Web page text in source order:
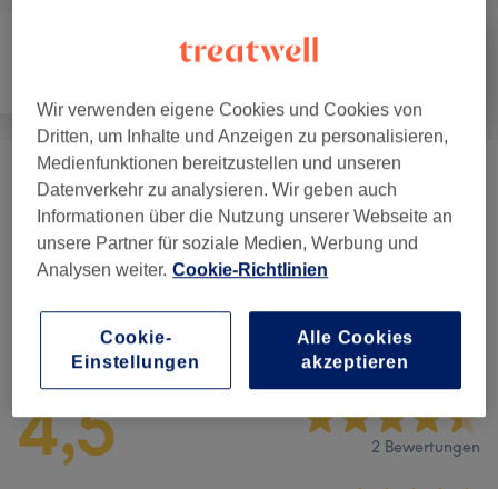
FaceFitness & Liftingmassage (3) ab 110 €
Massagen (3) ab 35 €
Salonbewertungen
4,5 2 Bewertungen
Wir verwenden eigene Cookies und Cookies von
Dritten, um Inhalte und Anzeigen zu personalisieren,
Medienfunktionen bereitzustellen und unseren
Datenverkehr zu analysieren. Wir geben auch
Informationen über die Nutzung unserer Webseite an
unsere Partner für soziale Medien, Werbung und
Analysen weiter. Cookie-Richtlinien
Cookie-
Einstellungen
Alle Cookies
akzeptieren